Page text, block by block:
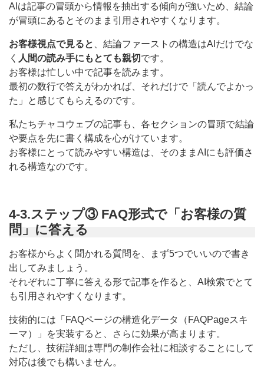
AIは記事の冒頭から情報を抽出する傾向が強いため、結論
が冒頭にあるとそのまま引用されやすくなります。
お客様視点で見ると
、結論ファーストの構造はAIだけでな
く 人間の読み手にもとても親切 です。
お客様は忙しい中で記事を読みます。
最初の数行で答えがわかれば、それだけで「読んでよかっ
た」と感じてもらえるのです。
私たちチャコウェブの記事も、各セクションの冒頭で結論
や要点を先に書く構成を心がけています。
お客様にとって読みやすい構造は、そのままAIにも評価さ
れる構造なのです。
4-3.ステップ③ FAQ形式で「お客様の質
問」に答える
お客様からよく聞かれる質問を、まず5つでいいので書き
出してみましょう。
それぞれに丁寧に答える形で記事を作ると、AI検索でとて
も引用されやすくなります。
技術的には「FAQページの構造化データ（FAQPageスキ
ーマ）」を実装すると、さらに効果が高まります。
ただし、技術詳細は専門の制作会社に相談することにして
対応は後でも構いません。